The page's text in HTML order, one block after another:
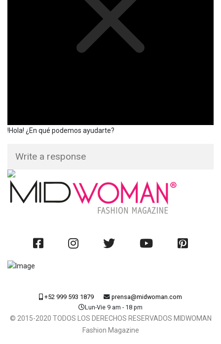
!Hola! ¿En qué podemos ayudarte?
+52 999 593 1879
prensa@midwoman.com
Lun-Vie 9 am - 18 pm
© 2015-2020 TODOS LOS DERECHOS RESERVADOS MIDWOMAN
Fashion Magazine